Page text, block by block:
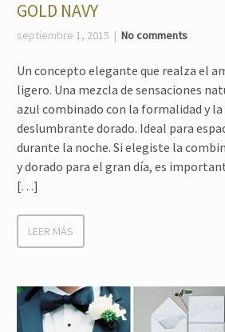
GOLD NAVY
septiembre 1, 2015 No comments
Un concepto elegante que realza el
ligero. Una mezcla de sensaciones
azul combinado con la formalidad y
deslumbrante dorado. Ideal para
durante la noche. Si elegiste la
y dorado para el gran día, es
[…]
LEER MÁS